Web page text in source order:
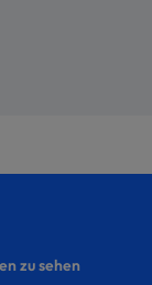
zu sehen